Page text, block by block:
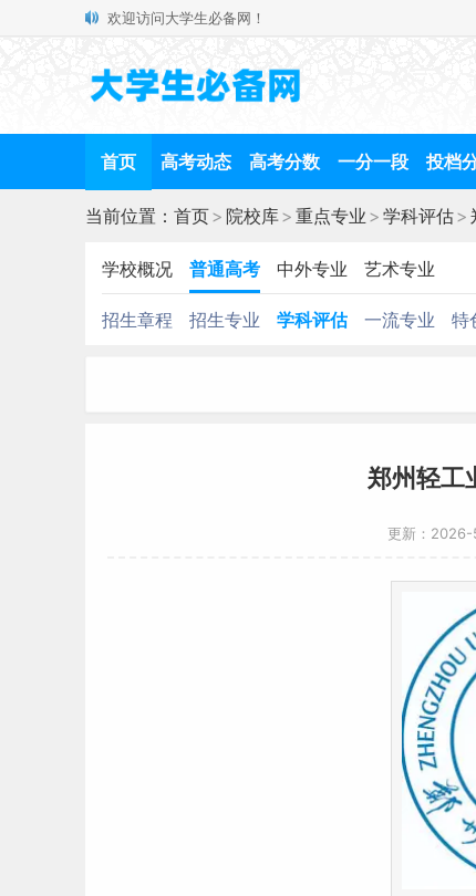
欢迎访问大学生必备网！
首页 高考动态 高考分数 一分一段 投档
当前位置： 首页> 院校库> 重点专业 > 学科评估>
学校概况 普通高考 中外专业 艺术专业
招生章程 招生专业 学科评估 一流专业 特
郑州轻工
更新：